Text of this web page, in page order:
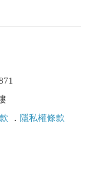
． 隱私權條款